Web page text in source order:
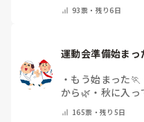
93票・ 残り6日
運動会準備始まっ
・ もう始まった🏃
から🌿 ・ 秋に入っ
165票・残り5日